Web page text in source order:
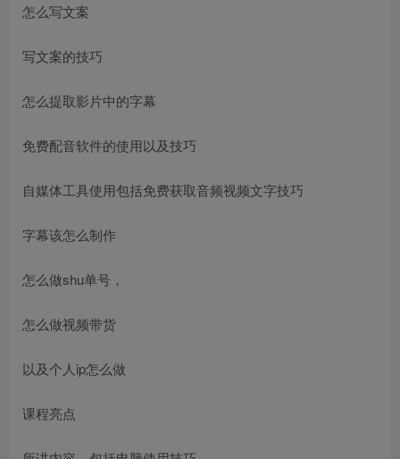
怎么写文案
写文案的技巧
怎么提取影片中的字幕
免费配音软件的使用以及技巧
自媒体工具使用包括免费获取音频视频文字技巧
字幕该怎么制作
怎么做shu单号，
怎么做视频带货
以及个人ip怎么做
课程亮点